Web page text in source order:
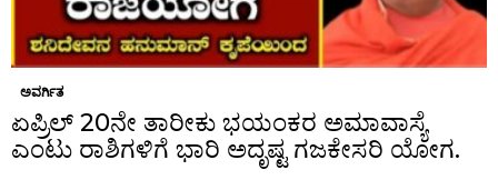
ಅವರ್ಗಿತ
ಏಪ್ರಿಲ್ 20ನೇ ತಾರೀಕು ಭಯಂಕರ ಅಮಾವಾಸ್ಯೆ
ಎಂಟು ರಾಶಿಗಳಿಗೆ ಭಾರಿ ಅದೃಷ್ಟ ಗಜಕೇಸರಿ ಯೋಗ.